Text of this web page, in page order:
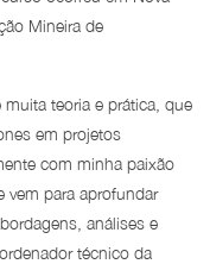
Mineira de
teoria e prática, que
em projetos
com minha paixão
vem para aprofundar
análises e
técnico da